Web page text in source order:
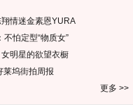
翔情迷金素恩YURA
怕定型“物质女”
明星的欲望衣橱
莱坞街拍周报
更多 >>